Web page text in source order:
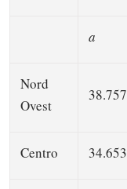
a
Nord
Ovest
38.757
Centro 34.653